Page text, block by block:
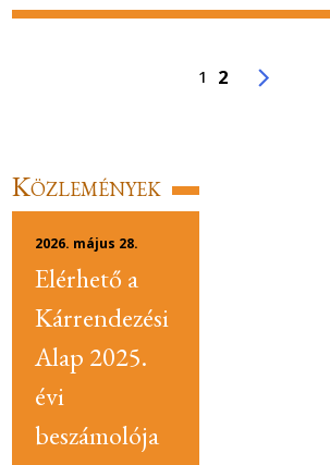
Jelenlegi
1 2
Régebbi
Közlemények
Elérhető a
Kárrendezési
Alap 2025.
évi
beszámolója
2026. május 28.